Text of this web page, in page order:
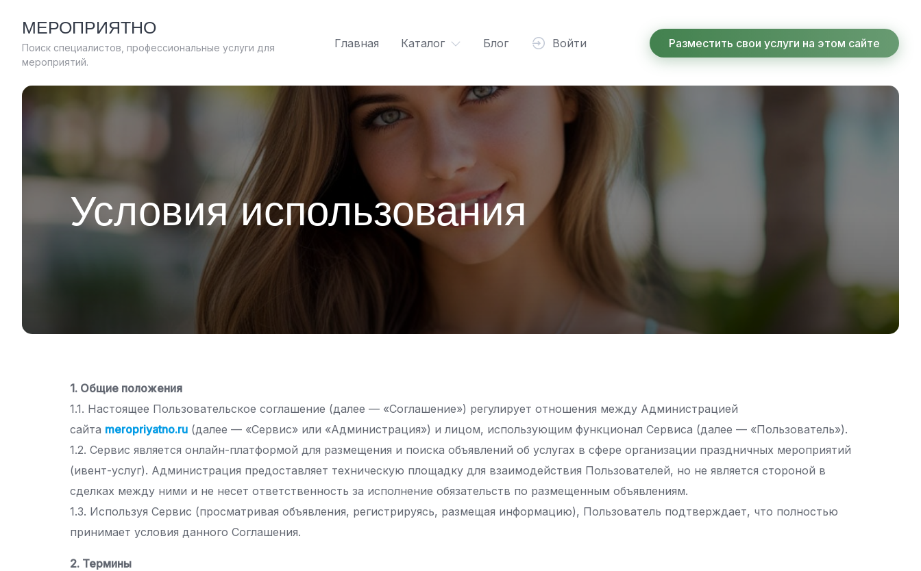
content
МЕРОПРИЯТНО
Поиск специалистов, профессиональные услуги для
мероприятий.
Главная Каталог Блог Войти Разместить свои услуги на этом сайте
Условия использования
1. Общие положения
1.1. Настоящее Пользовательское соглашение (далее — «Соглашение») регулирует отношения между Администрацией
сайта meropriyatno.ru (далее — «Сервис» или «Администрация») и лицом, использующим функционал Сервиса (далее — «Пользователь»).
1.2. Сервис является онлайн-платформой для размещения и поиска объявлений об услугах в сфере организации праздничных мероприятий
(ивент-услуг). Администрация предоставляет техническую площадку для взаимодействия Пользователей, но не является стороной в
сделках между ними и не несет ответственность за исполнение обязательств по размещенным объявлениям.
1.3. Используя Сервис (просматривая объявления, регистрируясь, размещая информацию), Пользователь подтверждает, что полностью
принимает условия данного Соглашения.
2. Термины